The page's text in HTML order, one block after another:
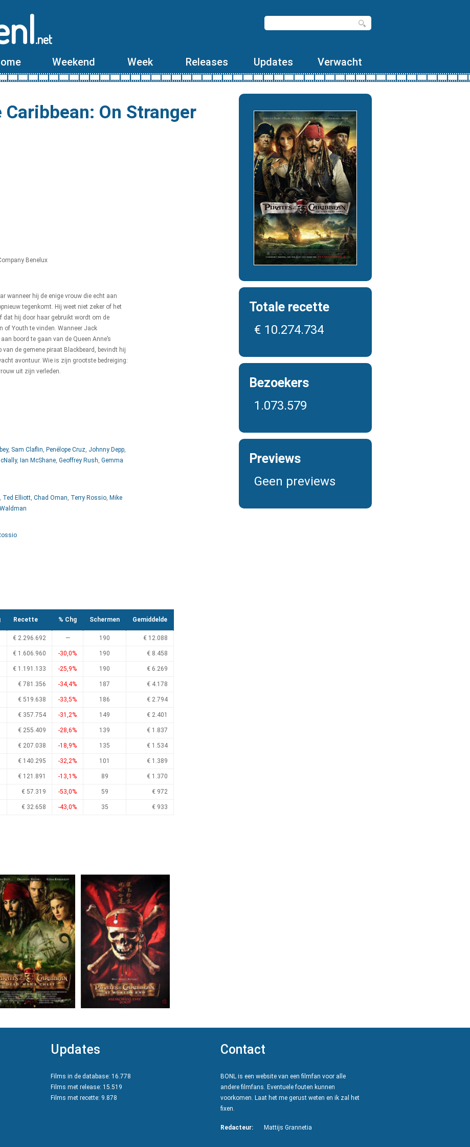
.net
Weekend Week Releases Updates Verwacht
On Stranger
Benelux
wanneer hij de enige vrouw die echt aan
tegenkomt. Hij weet niet zeker of het
dat hij door haar gebruikt wordt om de
of Youth te vinden. Wanneer Jack
boord te gaan van de Queen Anne’s
van de gemene piraat Blackbeard, bevindt hij
avontuur. Wie is zijn grootste bedreiging:
uit zijn verleden.
, Sam Claflin, Penélope Cruz, Johnny Depp,
, Ian McShane, Geoffrey Rush, Gemma
, Ted Elliott, Chad Oman, Terry Rossio, Mike
Recette % Chg Schermen Gemiddelde
€ 2.296.692 — 190 € 12.088
€ 1.606.960 -30,0% 190 € 8.458
€ 1.191.133 -25,9% 190 € 6.269
€ 781.356 -34,4% 187 € 4.178
€ 519.638 -33,5% 186 € 2.794
€ 357.754 -31,2% 149 € 2.401
€ 255.409 -28,6% 139 € 1.837
€ 207.038 -18,9% 135 € 1.534
€ 140.295 -32,2% 101 € 1.389
€ 121.891 -13,1% 89 € 1.370
€ 57.319 -53,0% 59 € 972
€ 32.658 -43,0% 35 € 933
Totale recette
€ 10.274.734
Bezoekers
1.073.579
Previews
Geen previews
Updates
Films in de database: 16.778
Films met release: 15.519
Films met recette: 9.878
Contact
BONL is een website van een filmfan voor alle
andere filmfans. Eventuele fouten kunnen
voorkomen. Laat het me gerust weten en ik zal het
fixen.
Redacteur: Mattijs Grannetia